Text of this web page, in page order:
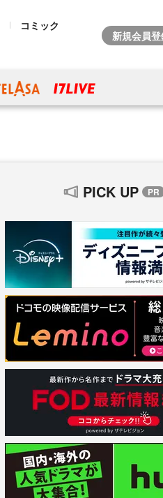
コミック
PICK UP